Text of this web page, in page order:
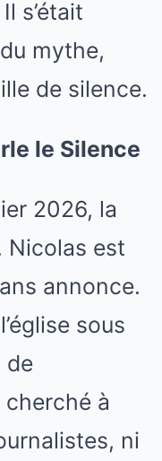
s’était
mythe,
de silence.
le Silence
2026, la
Nicolas est
annonce.
sous
de
cherché à
ni